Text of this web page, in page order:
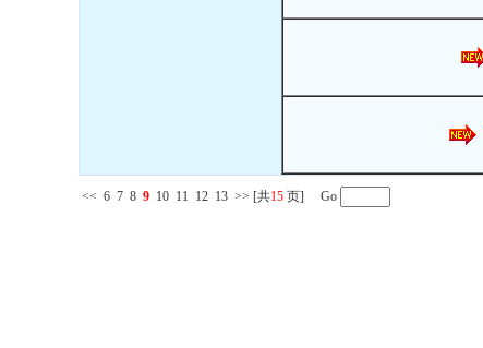
<< 6 7 8 9 10 11 12 13 >> [共15 页] Go